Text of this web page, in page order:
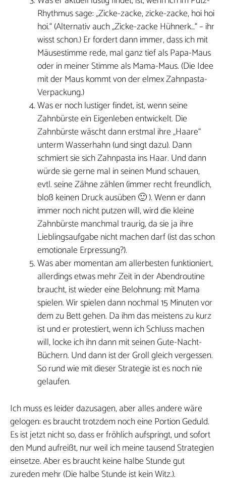
Rhythmus sage: „Zicke-zacke, zicke-zacke, hoi hoi
hoi.“ (Alternativ auch „Zicke-zacke Hühnerk…“ – ihr
wisst schon.) Er fordert dann immer, dass ich mit
Mäusestimme rede, mal ganz tief als Papa-Maus
oder in meiner Stimme als Mama-Maus. (Die Idee
mit der Maus kommt von der elmex Zahnpasta-
Verpackung.)
Was er noch lustiger findet, ist, wenn seine
Zahnbürste ein Eigenleben entwickelt. Die
Zahnbürste wäscht dann erstmal ihre „Haare“
unterm Wasserhahn (und singt dazu). Dann
schmiert sie sich Zahnpasta ins Haar. Und dann
würde sie gerne mal in seinen Mund schauen,
evtl. seine Zähne zählen (immer recht freundlich,
bloß keinen Druck ausüben 🙂 ). Wenn er dann
immer noch nicht putzen will, wird die kleine
Zahnbürste manchmal traurig, da sie ja ihre
Lieblingsaufgabe nicht machen darf (ist das schon
emotionale Erpressung?).
Was aber momentan am allerbesten funktioniert,
allerdings etwas mehr Zeit in der Abendroutine
braucht, ist wieder eine Belohnung: mit Mama
spielen. Wir spielen dann nochmal 15 Minuten vor
dem zu Bett gehen. Da ihm das meistens zu kurz
ist und er protestiert, wenn ich Schluss machen
will, locke ich ihn dann mit seinen Gute-Nacht-
Büchern. Und dann ist der Groll gleich vergessen.
So rund wie mit dieser Strategie ist es noch nie
gelaufen.
Ich muss es leider dazusagen, aber alles andere wäre
gelogen: es braucht trotzdem noch eine Portion Geduld.
Es ist jetzt nicht so, dass er fröhlich aufspringt, und sofort
den Mund aufreißt, nur weil ich meine tausend Strategien
einsetze. Aber es braucht keine halbe Stunde gut
zureden mehr (Die halbe Stunde ist kein Witz.).